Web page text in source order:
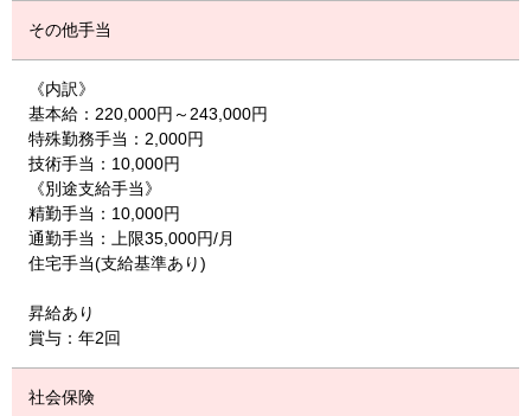
その他手当
《内訳》
基本給：220,000円～243,000円
特殊勤務手当：2,000円
技術手当：10,000円
《別途支給手当》
精勤手当：10,000円
通勤手当：上限35,000円/月
住宅手当(支給基準あり)
昇給あり
賞与：年2回
社会保険